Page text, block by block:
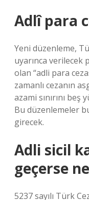
Adlî para
Yeni düzenleme,
uyarınca verilecek
olan “adli para
zamanlı cezanın
azami sınırını
Bu düzenlemeler
girecek.
Adli sicil
geçerse
5237 sayılı Türk